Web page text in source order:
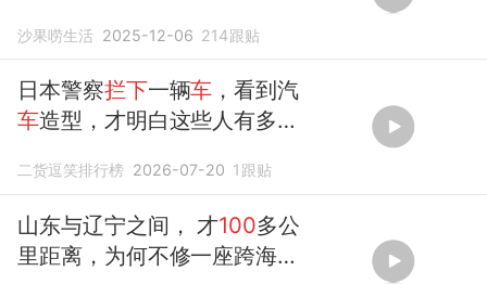
沙果唠生活 2025-12-06 214跟贴
日本警察拦下一辆车 ，看到汽
车造型，才明白这些人有多
二货逗笑排行榜 2026-07-20 1 跟贴
山东与辽宁之间， 才100多公
里距离，为何不修一座跨海大